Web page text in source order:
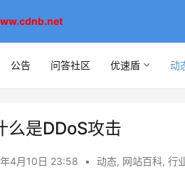
公告 问答社区 优速盾 动
么是DDoS攻击
4月10日 23:58 • 动态, 网站百科, 行